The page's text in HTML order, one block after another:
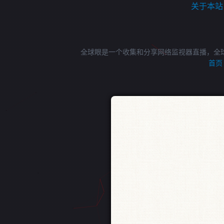
关于本站
全球眼是一个收集和分享网络监视器直播，
首页